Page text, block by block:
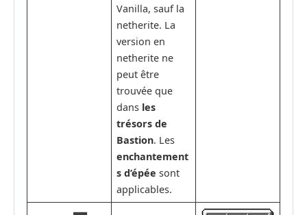
Vanilla, sauf la
netherite. La
version en
netherite ne
peut être
trouvée que
dans les
trésors de
Bastion. Les
enchantement
s d’épée sont
applicables.